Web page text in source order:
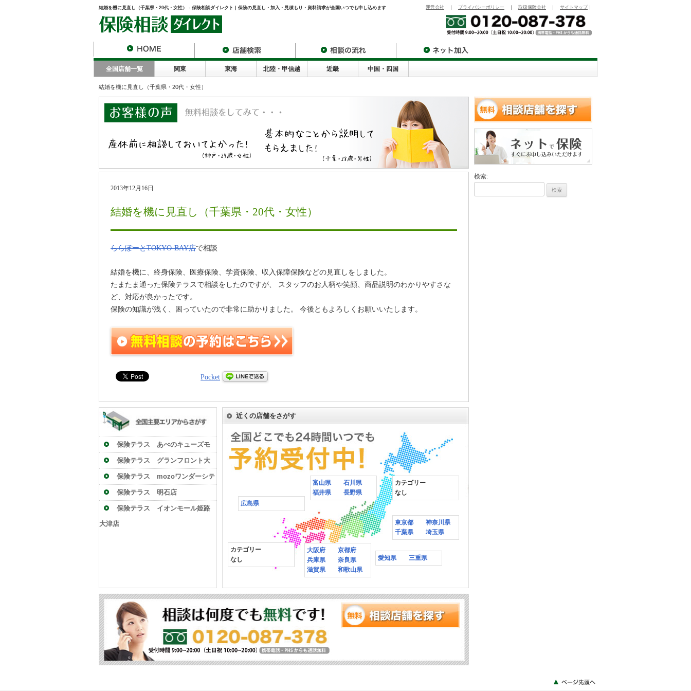
結婚を機に見直し（千葉県・20代・女性） - 保険相談ダイレクト | 保険の見直し・加入・見積もり・資料請求が全国いつでも申し込めます 運営会社 ｜ プライバシーポリシー ｜ 取扱保険会社 ｜ サイトマップ｜
全国店舗一覧 関東 東海 北陸・甲信越 近畿 中国・四国
結婚を機に見直し（千葉県・20代・女性）
2013年12月16日
結婚を機に見直し（千葉県・20代・女性）
ららぽーとTOKYO-BAY店で相談
結婚を機に、終身保険、医療保険、学資保険、収入保障保険などの見直しをしました。
たまたま通った保険テラスで相談をしたのですが、 スタッフのお人柄や笑顔、商品説明のわかりやすさな
ど、対応が良かったです。
保険の知識が浅く、困っていたので非常に助かりました。 今後ともよろしくお願いいたします。
Pocket
保険テラス あべのキューズモ
ール店保険テラス グランフロント大
阪店
保険テラス mozoワンダーシテ
ィ店
保険テラス 明石店
保険テラス イオンモール姫路
大津店
近くの店舗をさがす
カテゴリー
なし
東京都
神奈川県
千葉県
埼玉県
富山県
石川県
福井県
長野県
愛知県 三重県
大阪府
京都府
兵庫県
奈良県
滋賀県
和歌山県
広島県
カテゴリー
なし
検索: